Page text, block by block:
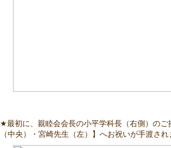
★最初に、親睦会会長の小平学科長（右側）の
（中央）・宮崎先生（左）】へお祝いが手渡され